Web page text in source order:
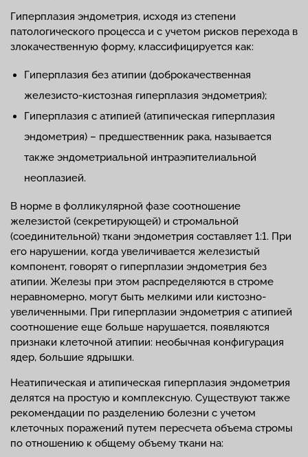
Гиперплазия эндометрия, исходя из степени
патологического процесса и с учетом рисков перехода в
злокачественную форму, классифицируется как:
Гиперплазия без атипии (доброкачественная
железисто-кистозная гиперплазия эндометрия);
Гиперплазия с атипией (атипическая гиперплазия
эндометрия) – предшественник рака, называется
также эндометриальной интраэпителиальной
неоплазией.
В норме в фолликулярной фазе соотношение
железистой (секретирующей) и стромальной
(соединительной) ткани эндометрия составляет 1:1. При
его нарушении, когда увеличивается железистый
компонент, говорят о гиперплазии эндометрия без
атипии. Железы при этом распределяются в строме
неравномерно, могут быть мелкими или кистозно-
увеличенными. При гиперплазии эндометрия с атипией
соотношение еще больше нарушается, появляются
признаки клеточной атипии: необычная конфигурация
ядер, большие ядрышки.
Неатипическая и атипическая гиперплазия эндометрия
делятся на простую и комплексную. Существуют также
рекомендации по разделению болезни с учетом
клеточных поражений путем пересчета объема стромы
по отношению к общему объему ткани на: